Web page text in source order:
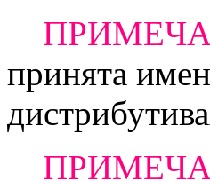
принята